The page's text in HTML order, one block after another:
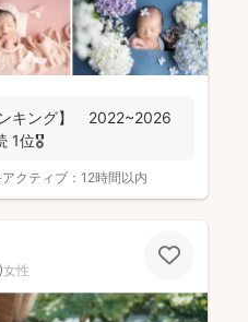
ンキング】 2022~2026
1位🎖️
クティブ： 12時間以内
)女性